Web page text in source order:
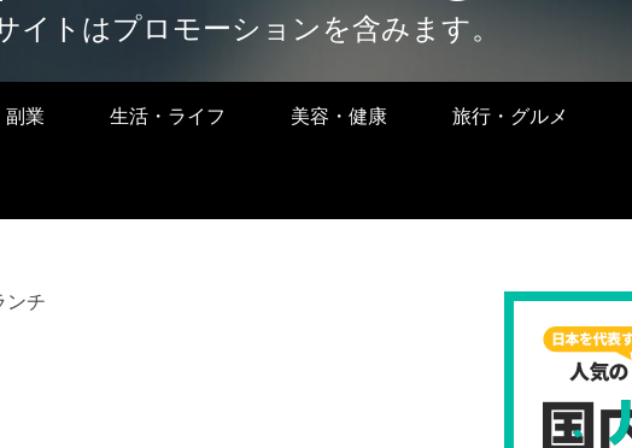
イトはプロモーションを含みます。
副業 生活・ライフ 美容・健康 旅行・グルメ
ンチ